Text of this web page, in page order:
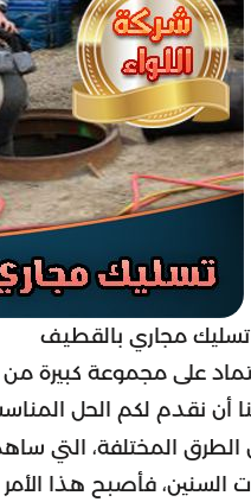
تسليك مجاري بالقطيف
على مجموعة كبيرة
أن نقدم لكم الحل
الطرق المختلفة، التي
فأصبح هذا الأمر